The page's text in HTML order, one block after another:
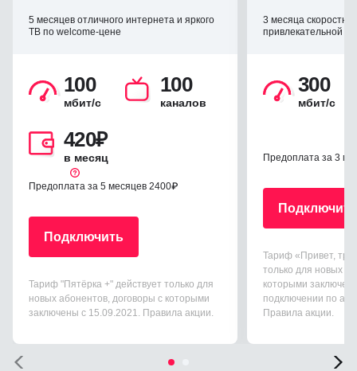
5 месяцев отличного интернета и яркого
ТВ по welcome-цене
100
мбит/c
100
каналов
420₽
в месяц
Предоплата за 5 месяцев 2400₽
Подключить
Тариф "Пятёрка +" действует только для
новых абонентов, договоры с которыми
заключены с 15.09.2021. Правила акции.
3 месяца
привлекательной
300
мбит/c
Предоплата за 3
Подключить
Тариф «Привет,
только для новых
которыми
подключении по
Правила акции.